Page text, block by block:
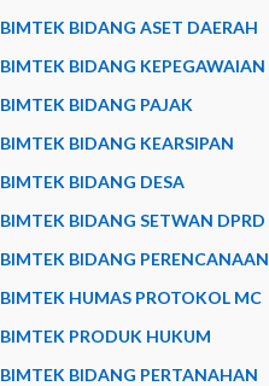
BIMTEK BIDANG ASET DAERAH
BIMTEK BIDANG KEPEGAWAIAN
BIMTEK BIDANG PAJAK
BIMTEK BIDANG KEARSIPAN
BIMTEK BIDANG DESA
BIMTEK BIDANG SETWAN DPRD
BIMTEK BIDANG PERENCANAAN
BIMTEK HUMAS PROTOKOL MC
BIMTEK PRODUK HUKUM
BIMTEK BIDANG PERTANAHAN